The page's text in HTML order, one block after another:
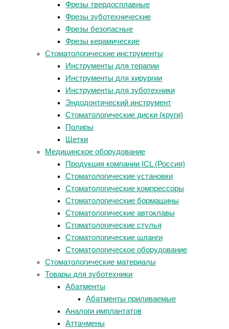
Фрезы твердосплавные
Фрезы зуботехнические
Фрезы безопасные
Фрезы керамические
Стоматологические инструменты
Инструменты для терапии
Инструменты для хирургии
Инструменты для зуботехники
Эндодонтический инструмент
Стоматологические диски (круги)
Полиры
Щетки
Медицинское оборудование
Продукция компании ICL (Россия)
Стоматологические установки
Стоматологические компрессоры
Стоматологические бормашины
Стоматологические автоклавы
Стоматологические стулья
Стоматологические шланги
Стоматологическое оборудование
Стоматологические материалы
Товары для зуботехники
Абатменты
Абатменты приливаемые
Аналоги имплантатов
Аттачмены